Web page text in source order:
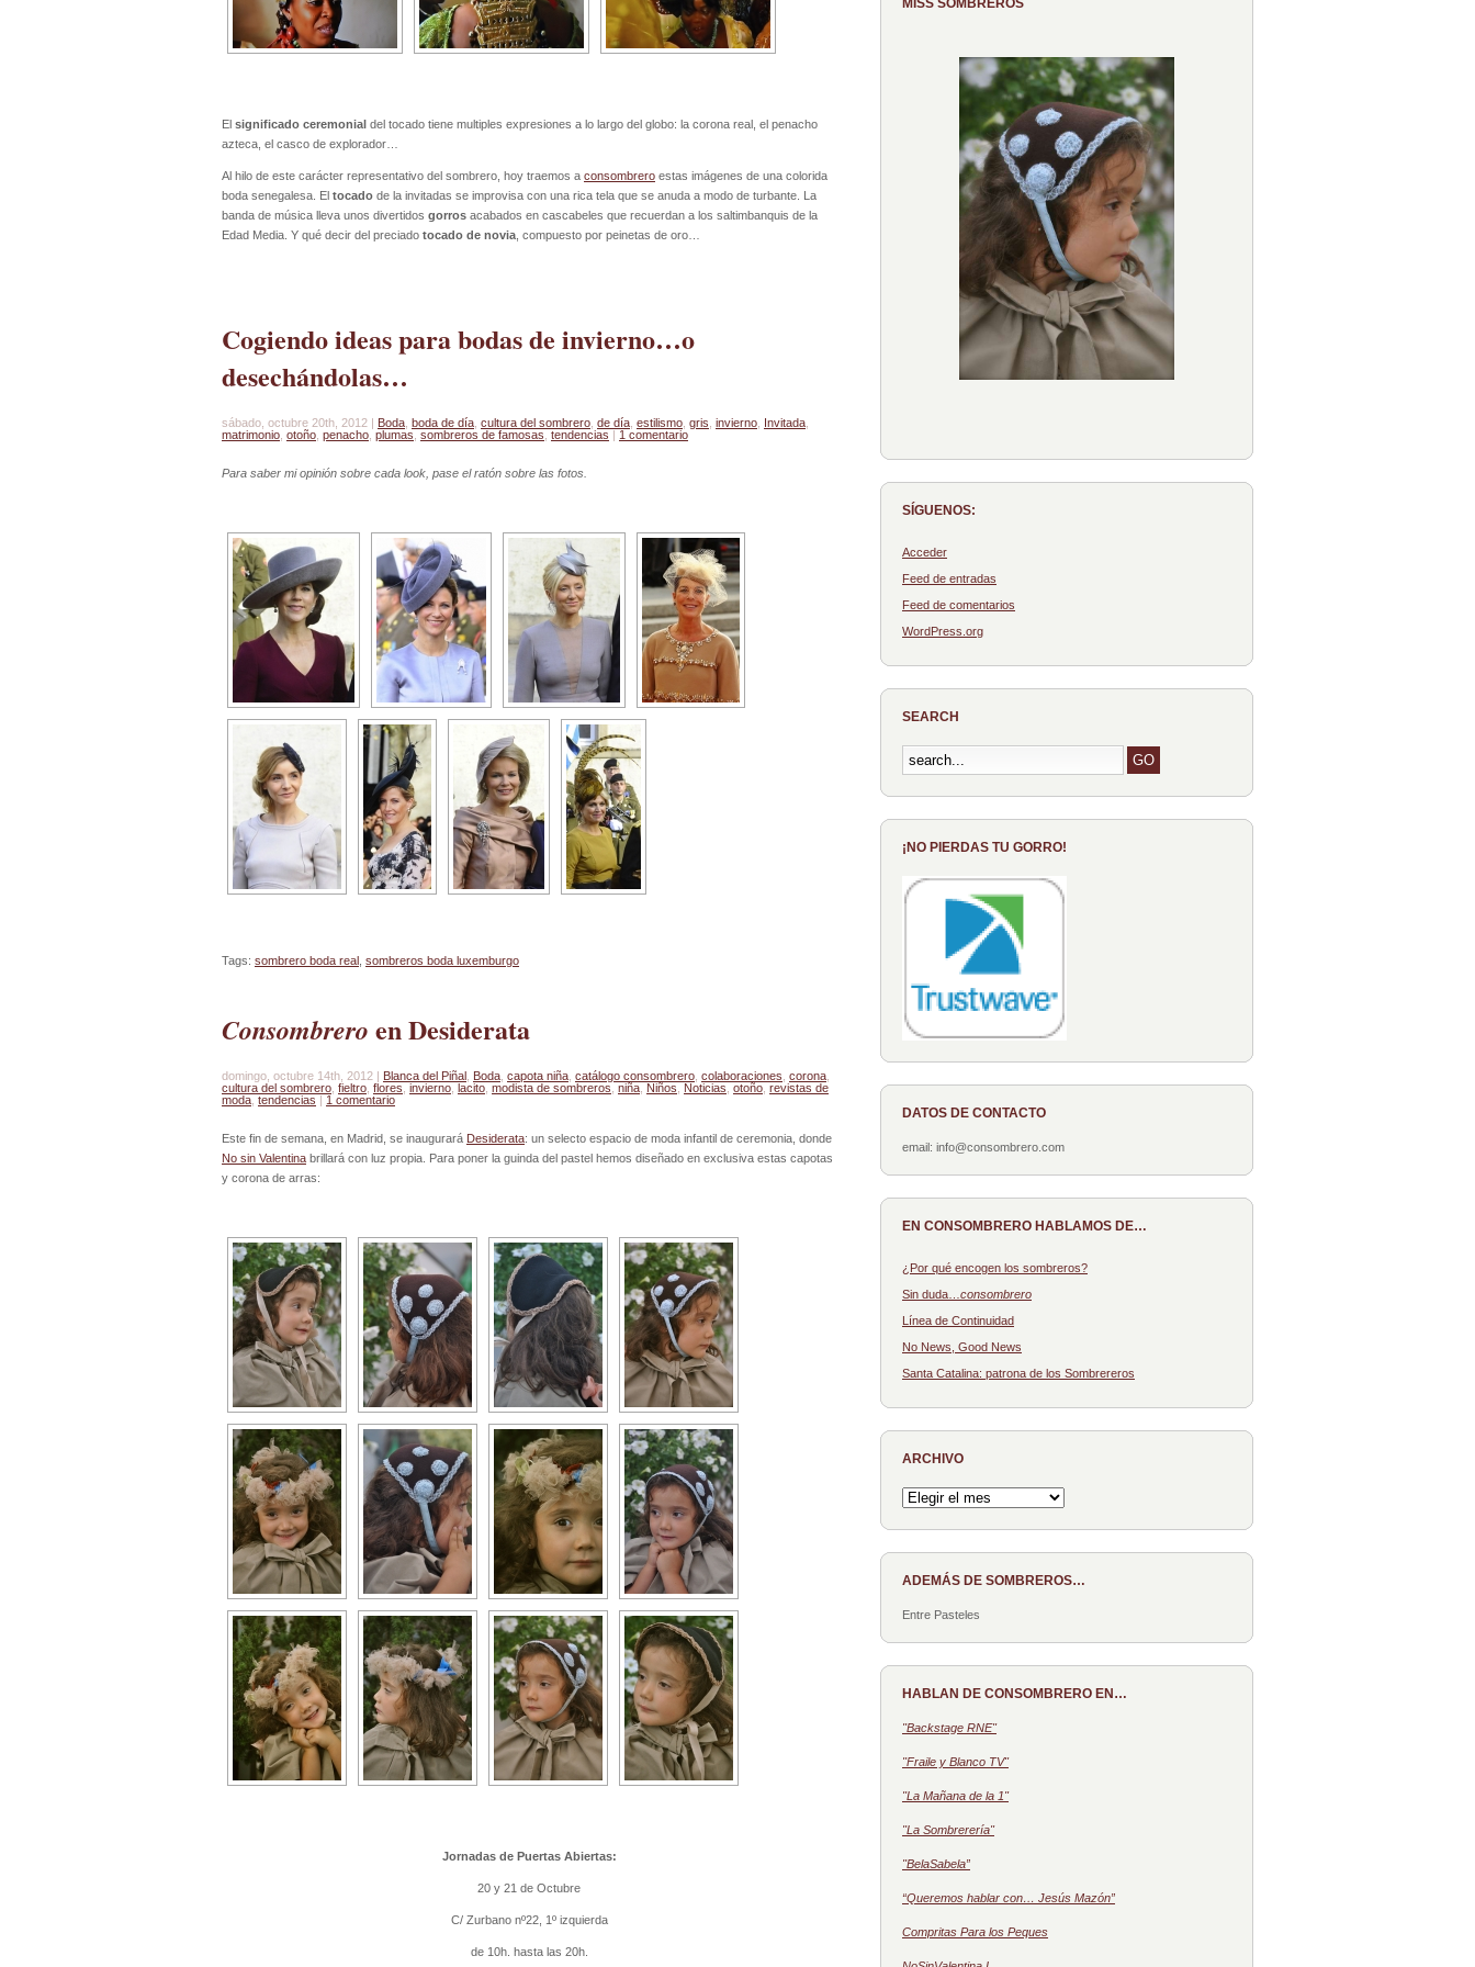
El significado ceremonial del tocado tiene multiples expresiones a lo largo del globo: la corona real, el penacho
azteca, el casco de explorador…
Al hilo de este carácter representativo del sombrero, hoy traemos a consombrero estas imágenes de una colorida
boda senegalesa. El tocado de la invitadas se improvisa con una rica tela que se anuda a modo de turbante. La
banda de música lleva unos divertidos gorros acabados en cascabeles que recuerdan a los saltimbanquis de la
Edad Media. Y qué decir del preciado tocado de novia , compuesto por peinetas de oro…
Cogiendo ideas para bodas de invierno…o
desechándolas…
sábado, octubre 20th, 2012 | Boda boda de día cultura del sombrero de día estilismo gris invierno Invitada
matrimonio otoño penacho plumas sombreros de famosas tendencias | 1 comentario
Para saber mi opinión sobre cada look, pase el ratón sobre las fotos.
Tags: sombrero boda real sombreros boda luxemburgo
Consombrero en Desiderata
domingo, octubre 14th, 2012 | Blanca del Piñal Boda capota niña catálogo consombrero colaboraciones corona
cultura del sombrero fieltro flores invierno lacito modista de sombreros niña Niños Noticias otoño revistas de
moda tendencias | 1 comentario
Este fin de semana, en Madrid, se inaugurará Desiderata: un selecto espacio de moda infantil de ceremonia, donde
No sin Valentina brillará con luz propia. Para poner la guinda del pastel hemos diseñado en exclusiva estas capotas
y corona de arras:
Jornadas de Puertas Abiertas:
20 y 21 de Octubre
C/ Zurbano nº22, 1º izquierda
de 10h. hasta las 20h.
MISS SOMBREROS
SÍGUENOS:
Acceder
Feed de entradas
Feed de comentarios
WordPress.org
SEARCH
¡NO PIERDAS TU GORRO!
DATOS DE CONTACTO
email: info@consombrero.com
EN CONSOMBRERO HABLAMOS DE…
¿Por qué encogen los sombreros?
Sin duda… consombrero
Línea de Continuidad
No News, Good News
Santa Catalina: patrona de los Sombrereros
ARCHIVO
Archivo
ADEMÁS DE SOMBREROS…
Entre Pasteles
HABLAN DE CONSOMBRERO EN…
"Backstage RNE"
"Fraile y Blanco TV"
"La Mañana de la 1"
"La Sombrerería"
"BelaSabela”
“Queremos hablar con… Jesús Mazón”
Compritas Para los Peques